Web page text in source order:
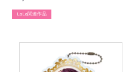
LaLa関連作品